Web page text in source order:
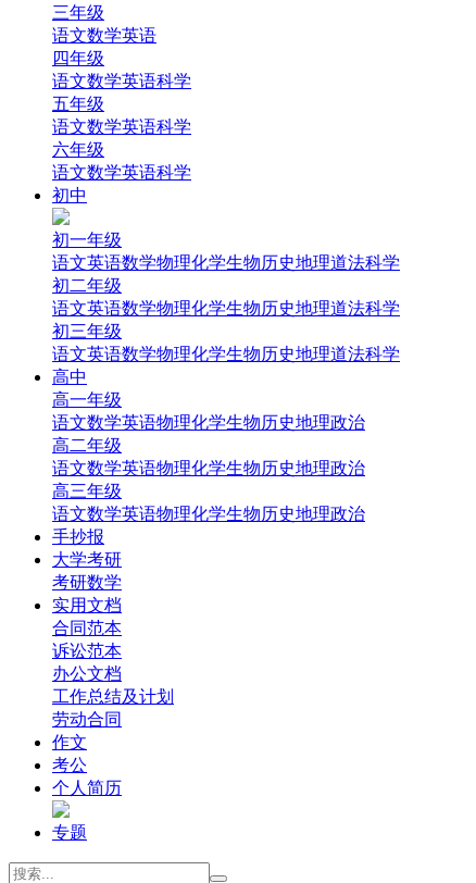
三年级
语文数学英语
四年级
语文数学英语科学
五年级
语文数学英语科学
六年级
语文数学英语科学
初中
初一年级
语文英语数学物理化学生物历史地理道法科学
初二年级
语文英语数学物理化学生物历史地理道法科学
初三年级
语文英语数学物理化学生物历史地理道法科学
高中
高一年级
‌语文‌数学英语‌物理‌化学‌生物‌历史‌地理‌‌政治‌
高二年级
‌语文‌数学英语‌物理‌化学‌生物‌历史‌地理‌‌政治‌
高三年级
‌语文‌数学英语‌物理‌化学‌生物‌历史‌地理‌政治
手抄报
大学考研
考研数学
实用文档
合同范本
诉讼范本
办公文档
工作总结及计划
劳动合同
作文
考公
个人简历
专题